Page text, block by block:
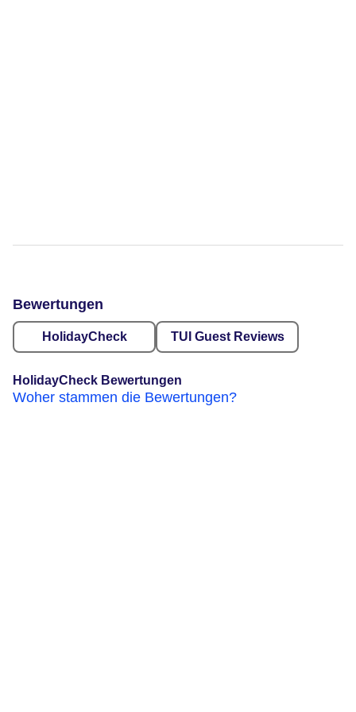
Bewertungen
HolidayCheck TUI Guest Reviews
HolidayCheck Bewertungen
Woher stammen die Bewertungen?